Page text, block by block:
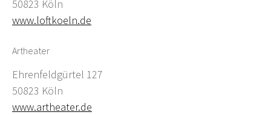
50823 Köln
www.loftkoeln.de
Artheater
Ehrenfeldgürtel 127
50823 Köln
www.artheater.de